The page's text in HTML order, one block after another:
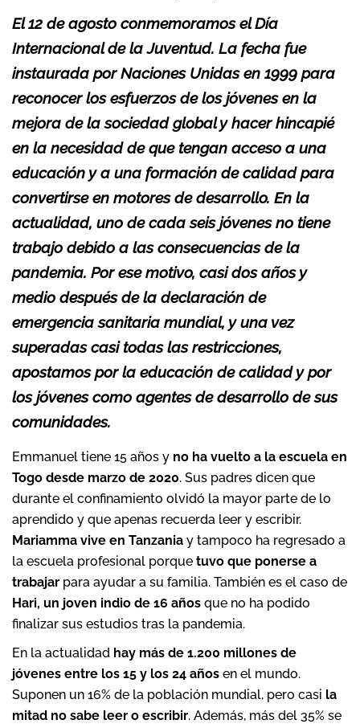
El 12 de agosto conmemoramos el Día
Internacional de la Juventud. La fecha fue
instaurada por Naciones Unidas en 1999 para
reconocer los esfuerzos de los jóvenes en la
mejora de la sociedad global y hacer hincapié
en la necesidad de que tengan acceso a una
educación y a una formación de calidad para
convertirse en motores de desarrollo. En la
actualidad, uno de cada seis jóvenes no tiene
trabajo debido a las consecuencias de la
pandemia. Por ese motivo, casi dos años y
medio después de la declaración de
emergencia sanitaria mundial, y una vez
superadas casi todas las restricciones,
apostamos por la educación de calidad y por
los jóvenes como agentes de desarrollo de sus
comunidades.
Emmanuel tiene 15 años y no ha vuelto a la escuela en
Togo desde marzo de 2020. Sus padres dicen que
durante el confinamiento olvidó la mayor parte de lo
aprendido y que apenas recuerda leer y escribir.
Mariamma vive en Tanzania y tampoco ha regresado a
la escuela profesional porque tuvo que ponerse a
trabajar para ayudar a su familia. También es el caso de
Hari, un joven indio de 16 años que no ha podido
finalizar sus estudios tras la pandemia.
En la actualidad hay más de 1.200 millones de
jóvenes entre los 15 y los 24 años en el mundo.
Suponen un 16% de la población mundial, pero casi la
mitad no sabe leer o escribir. Además, más del 35% se